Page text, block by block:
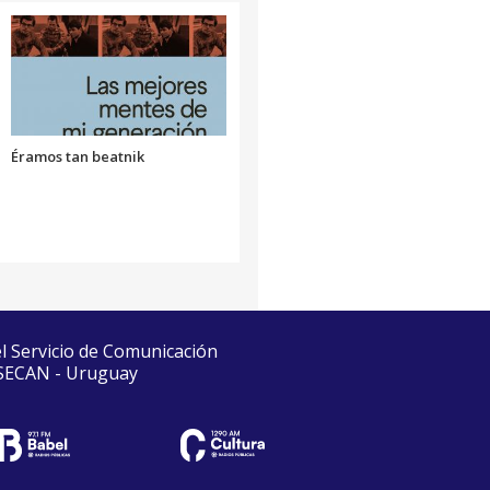
Éramos tan beatnik
de Comunicación
- Uruguay